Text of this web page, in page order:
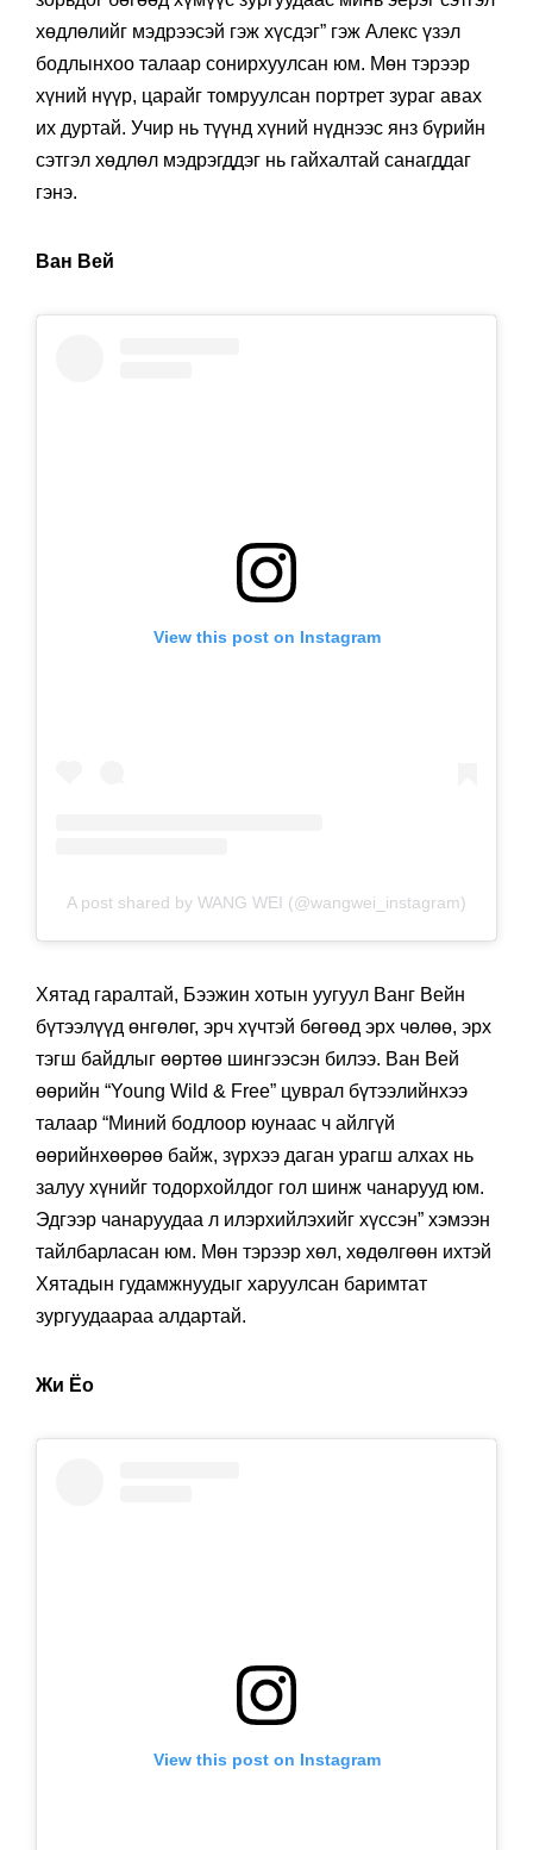
хөдлөлийг мэдрээсэй гэж хүсдэг” гэж Алекс үзэл
бодлынхоо талаар сонирхуулсан юм. Мөн тэрээр
хүний нүүр, царайг томруулсан портрет зураг авах
их дуртай. Учир нь түүнд хүний нүднээс янз бүрийн
сэтгэл хөдлөл мэдрэгддэг нь гайхалтай санагддаг
гэнэ.
Ван Вей
View this post on Instagram
A post shared by WANG WEI (@wangwei_instagram)
Хятад гаралтай, Бээжин хотын уугуул Ванг Вейн
бүтээлүүд өнгөлөг, эрч хүчтэй бөгөөд эрх чөлөө, эрх
тэгш байдлыг өөртөө шингээсэн билээ. Ван Вей
өөрийн “Young Wild & Free” цуврал бүтээлийнхээ
талаар “Миний бодлоор юунаас ч айлгүй
өөрийнхөөрөө байж, зүрхээ даган урагш алхах нь
залуу хүнийг тодорхойлдог гол шинж чанарууд юм.
Эдгээр чанаруудаа л илэрхийлэхийг хүссэн” хэмээн
тайлбарласан юм. Мөн тэрээр хөл, хөдөлгөөн ихтэй
Хятадын гудамжнуудыг харуулсан баримтат
зургуудаараа алдартай.
Жи Ёо
View this post on Instagram